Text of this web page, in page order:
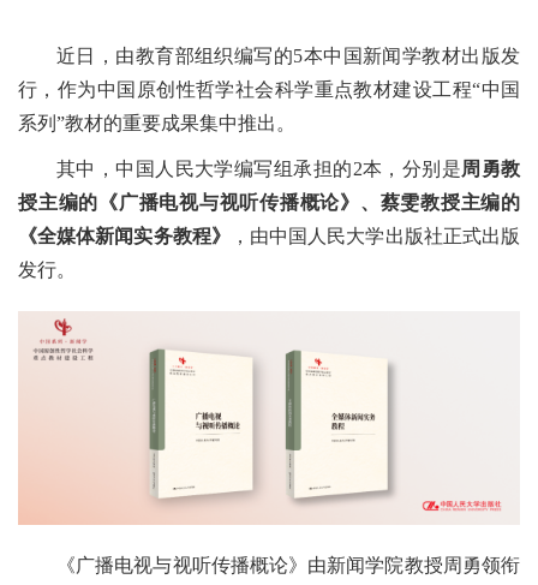
近日，由教育部组织编写的5本中国新闻学教材出版发
行，作为中国原创性哲学社会科学重点教材建设工程“中国
系列”教材的重要成果集中推出。
其中，中国人民大学编写组承担的2本，分别是周勇教
授主编的《广播电视与视听传播概论》、蔡雯教授主编的
《全媒体新闻实务教程》
，由中国人民大学出版社正式出版
发行。
《广播电视与视听传播概论》由新闻学院教授周勇领衔